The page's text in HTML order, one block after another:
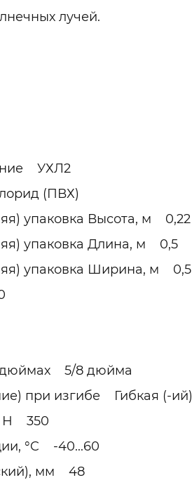
лучей.
УХЛ2
(ПВХ)
упаковка Высота, м 0,22
упаковка Длина, м 0,5
упаковка Ширина, м 0,5
дюймах 5/8 дюйма
при изгибе Гибкая (-ий)
Н 350
°C -40...60
мм 48